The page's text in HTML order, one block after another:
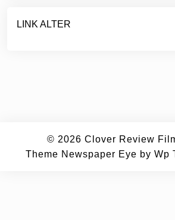
LINK ALTER
© 2026 Clover Review
Theme Newspaper Eye by Wp